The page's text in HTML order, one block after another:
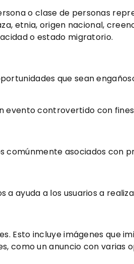
o clase de personas
etnia, origen nacional,
o estado migratorio.
que sean
evento controvertido con
asociados con
a ayuda a los usuarios a
Esto incluye imágenes que
como un anuncio con varias